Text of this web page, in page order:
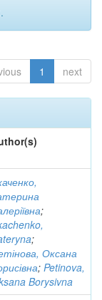
1 next
;
;
Оксана
; Petinova,
Borysivna